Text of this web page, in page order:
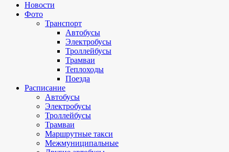
Новости
Фото
Транспорт
Автобусы
Электробусы
Троллейбусы
Трамваи
Теплоходы
Поезда
Расписание
Автобусы
Электробусы
Троллейбусы
Трамваи
Маршрутные такси
Межмуниципальные